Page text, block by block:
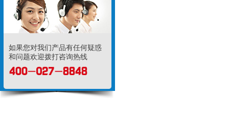
如果您对我们产品有任何疑惑
和问题欢迎拨打咨询热线